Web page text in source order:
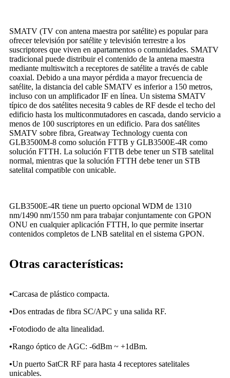
SMATV (TV con antena maestra por satélite) es popular para
ofrecer televisión por satélite y televisión terrestre a los
suscriptores que viven en apartamentos o comunidades. SMATV
tradicional puede distribuir el contenido de la antena maestra
mediante multiswitch a receptores de satélite a través de cable
coaxial. Debido a una mayor pérdida a mayor frecuencia de
satélite, la distancia del cable SMATV es inferior a 150 metros,
incluso con un amplificador IF en línea. Un sistema SMATV
típico de dos satélites necesita 9 cables de RF desde el techo del
edificio hasta los multiconmutadores en cascada, dando servicio a
menos de 100 suscriptores en un edificio. Para dos satélites
SMATV sobre fibra, Greatway Technology cuenta con
GLB3500M-8 como solución FTTB y GLB3500E-4R como
solución FTTH. La solución FTTB debe tener un STB satelital
normal, mientras que la solución FTTH debe tener un STB
satelital compatible con unicable.
GLB3500E-4R tiene un puerto opcional WDM de 1310
nm/1490 nm/1550 nm para trabajar conjuntamente con GPON
ONU en cualquier aplicación FTTH, lo que permite insertar
contenidos completos de LNB satelital en el sistema GPON.
Otras características:
•Carcasa de plástico compacta.
•Dos entradas de fibra SC/APC y una salida RF.
•Fotodiodo de alta linealidad.
•Rango óptico de AGC: -6dBm ~ +1dBm.
•Un puerto SatCR RF para hasta 4 receptores satelitales
unicables.